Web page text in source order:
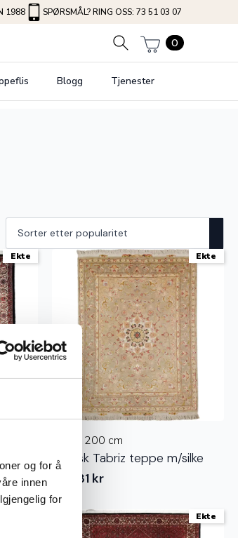
og for å
innen
for
1988 SPØRSMÅL? RING OSS: 73 51 03 07
0
Blogg Tjenester
Ekte Ekte
150 x 200 cm
Persisk Tabriz teppe m/silke
68.631 kr
Ekte